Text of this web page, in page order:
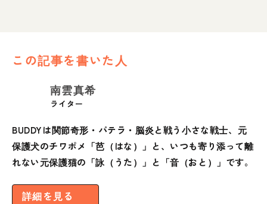
この記事を書いた人
南雲真希
ライター
BUDDYは関節奇形・パテラ・脳炎と戦う小さな戦士、元
保護犬のチワポメ「芭（はな）」と、いつも寄り添って離
れない元保護猫の「詠（うた）」と「音（おと）」です。
詳細を見る